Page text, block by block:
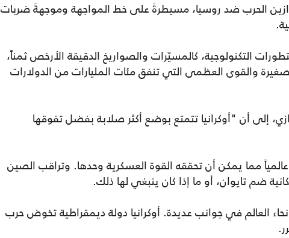
الحرب ضد روسيا، مسيطرةً على خط المواجهة وموجهةً ضربات
التكنولوجية، كالمسيّرات والصواريخ الدقيقة الأرخص ثمناً،
والقوى العظمى التي تنفق مئات المليارات من الدولارات
إلى أن "أوكرانيا تتمتع بوضع أكثر صلابة بفضل تفوقها
مما يمكن أن تحققه القوة العسكرية وحدها. وتراقب الصين
ضم تايوان، أو ما إذا كان ينبغي لها ذلك.
العالم في جوانب عديدة. أوكرانيا دولة ديمقراطية تخوض حرب